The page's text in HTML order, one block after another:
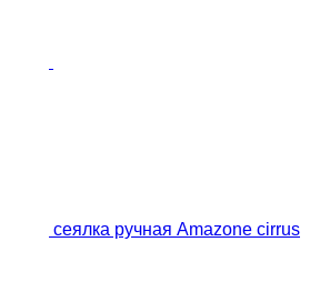
сеялка ручная Amazone cirrus